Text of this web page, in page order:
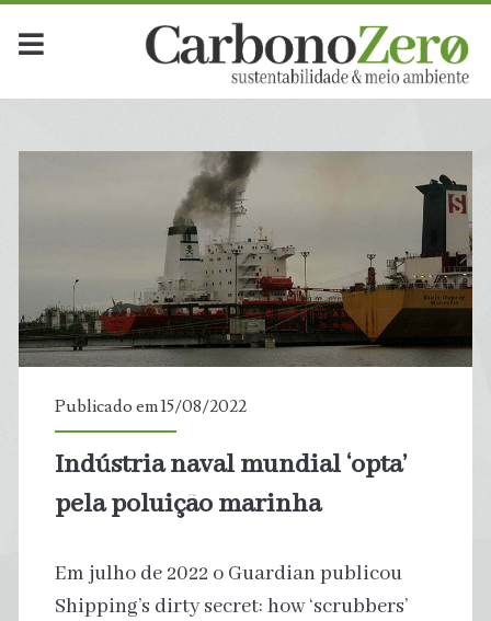
Publicado em 15/08/2022
Indústria naval mundial ‘opta’
pela poluição marinha
Em julho de 2022 o Guardian publicou
Shipping’s dirty secret: how ‘scrubbers’